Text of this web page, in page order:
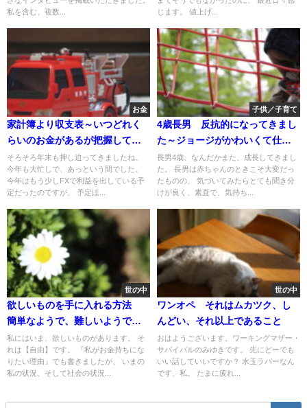
私を含む、複数...
じます。 値上げ...
お金
家計簿より収支表～いつどれく
らいのお金があるが把握してお
くほうがいいと思う～
そろそろ年末も押し迫ってきましたね。
今年も大忙しで、あっという間でした。
今年はもう少しFXで利益を出している予
定だったのですが、 予定ほ...
子供／子育て
4歳長男 反抗的になってきまし
た～ジョージがかわいくて仕方
がない
長男4歳、なんだかまた、成長してきまし
た。 長男は赤ちゃんのときこそ大変だっ
たものの、 気づいてみたらとても聞き分
けが良く、素直で、気持ち...
世の中
欲しいものを手に入れる方法
簡単なようで、難しいようで、
簡単なようで、難しい。
私にはいま、欲しいものがあります。 そ
れは【自由】です。 『私がお金持ちにな
りたい理由』でも書きましたが、 いまの
私の状況、そして社会の状況...
世の中
ワンオペ それはムカツク、し
んどい、それ以上であること
おはようございます。ワーキングマザー・
サバイバルのみゆきです。 先にどーでも
いい話していいですか？ 水玉ラバーなん
です、私。 たまに疲れ...